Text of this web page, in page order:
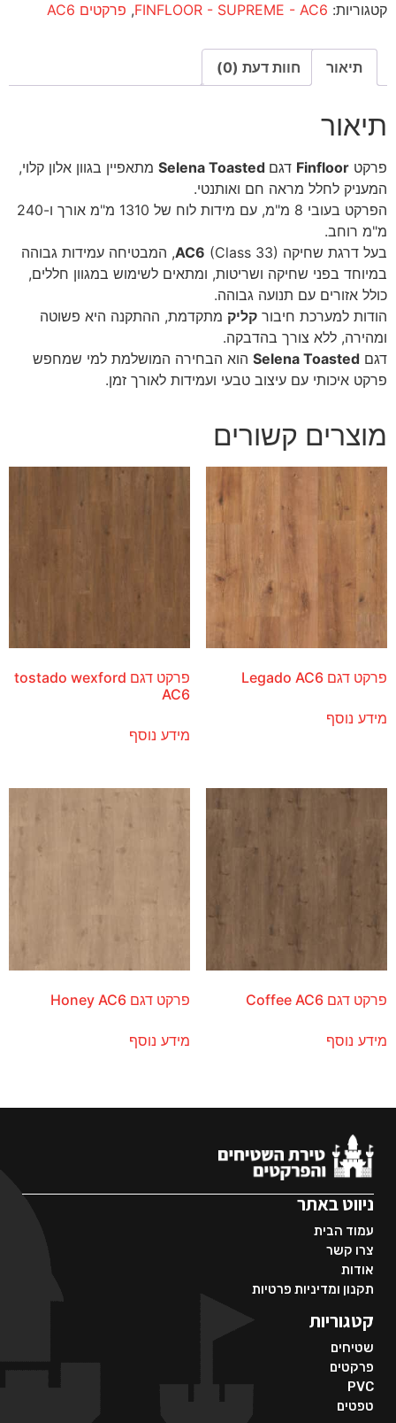
קטגוריות: FINFLOOR - SUPREME - AC6
, פרקטים AC6
תיאור חוות דעת (0)
תיאור
פרקט Finfloor דגם
מתאפיין בגוון אלון קלוי,
המעניק לחלל מראה חם ואותנטי.
הפרקט בעובי 8 מ"מ, עם מידות לוח של 1310 מ"מ אורך ו-240
מ"מ רוחב.
בעל דרגת שחיקה
AC6(Class 33), המבטיחה עמידות גבוהה
במיוחד בפני שחיקה ושריטות, ומתאים לשימוש במגוון חללים,
כולל אזורים עם תנועה גבוהה.
הודות למערכת חיבור קליק מתקדמת, ההתקנה היא פשוטה
ומהירה, ללא צורך בהדבקה.
דגם Selena Toasted הוא הבחירה המושלמת למי שמחפש
פרקט איכותי עם עיצוב טבעי ועמידות לאורך זמן.
מוצרים קשורים
פרקט דגם Legado AC6
מידע נוסף
פרקט דגם tostado wexford
AC6
מידע נוסף
פרקט דגם Coffee AC6
מידע נוסף
פרקט דגם Honey AC6
מידע נוסף
ניווט באתר
עמוד הבית
צרו קשר
אודות
תקנון ומדיניות פרטיות
קטגוריות
שטיחים
פרקטים
PVC
טפטים